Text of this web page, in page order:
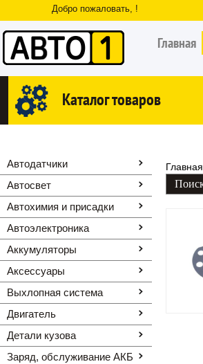
Добро пожаловать, !
Главная
Каталог товаров
Автодатчики
Автосвет
Автохимия и присадки
Автоэлектроника
Аккумуляторы
Аксессуары
Выхлопная система
Двигатель
Детали кузова
Заряд, обслуживание АКБ
Главная